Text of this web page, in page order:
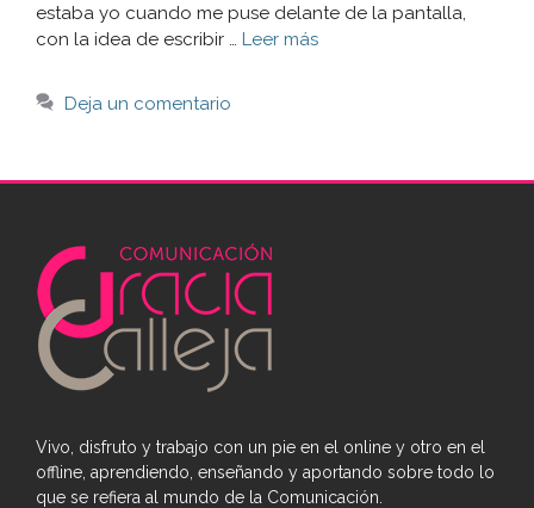
estaba yo cuando me puse delante de la pantalla,
con la idea de escribir … Leer más
Deja un comentario
Vivo, disfruto y trabajo con un pie en el online y otro en el
offline, aprendiendo, enseñando y aportando sobre todo lo
que se refiera al mundo de la Comunicación.